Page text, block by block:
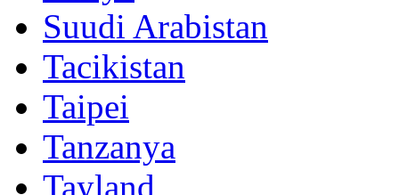
Suudi Arabistan
Tacikistan
Taipei
Tanzanya
Tayland